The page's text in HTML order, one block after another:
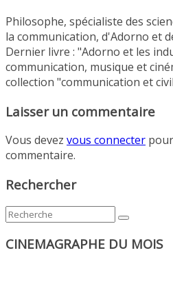
Philosophe, spécialiste des
la communication, d'Adorno et
Dernier livre : "Adorno et les
communication, musique et
collection "communication et
Laisser un commentaire
Vous devez vous connecter
commentaire.
Rechercher
CINEMAGRAPHE DU MOIS